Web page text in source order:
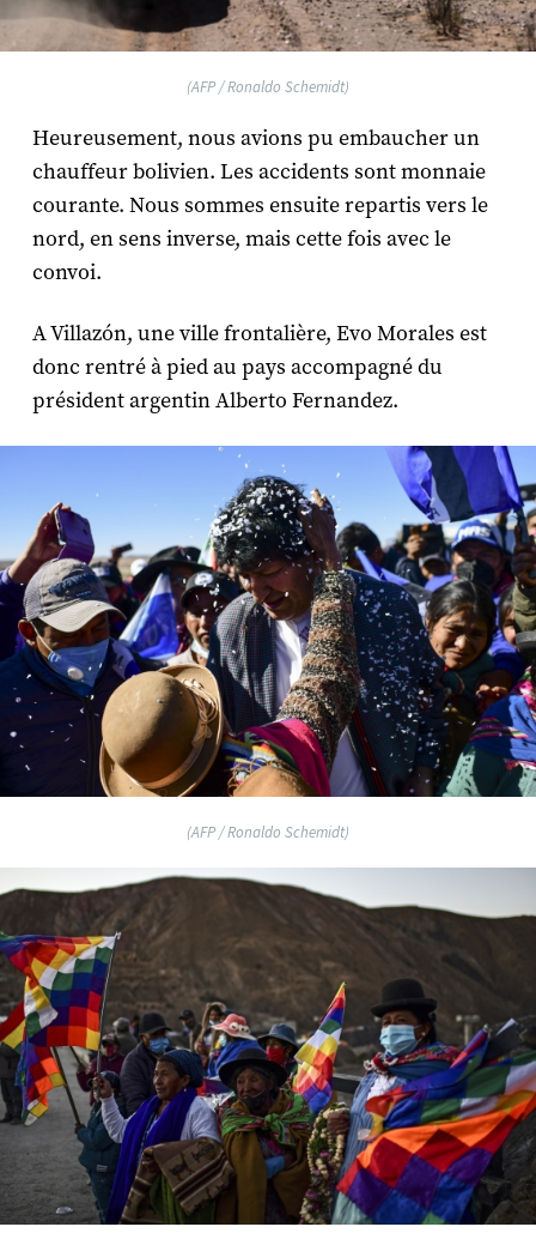
(AFP / Ronaldo Schemidt)
Heureusement, nous avions pu embaucher un
chauffeur bolivien. Les accidents sont monnaie
courante. Nous sommes ensuite repartis vers le
nord, en sens inverse, mais cette fois avec le
convoi.
A Villazón, une ville frontalière, Evo Morales est
donc rentré à pied au pays accompagné du
président argentin Alberto Fernandez.
(AFP / Ronaldo Schemidt)